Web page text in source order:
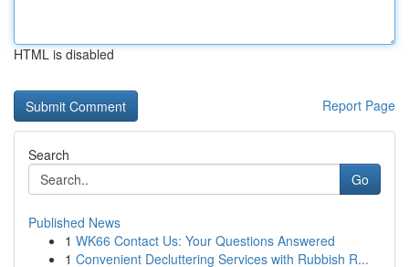
HTML is disabled
Report Page
Search
Go
Published News
1 WK66 Contact Us: Your Questions Answered
1 Convenient Decluttering Services with Rubbish R...